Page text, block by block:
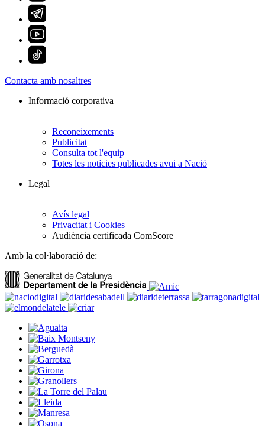
Contacta amb nosaltres
Informació corporativa
Reconeixements
Publicitat
Consulta tot l'equip
Totes les notícies publicades avui a Nació
Legal
Avís legal
Privacitat i Cookies
Audiència certificada ComScore
Amb la col·laboració de: